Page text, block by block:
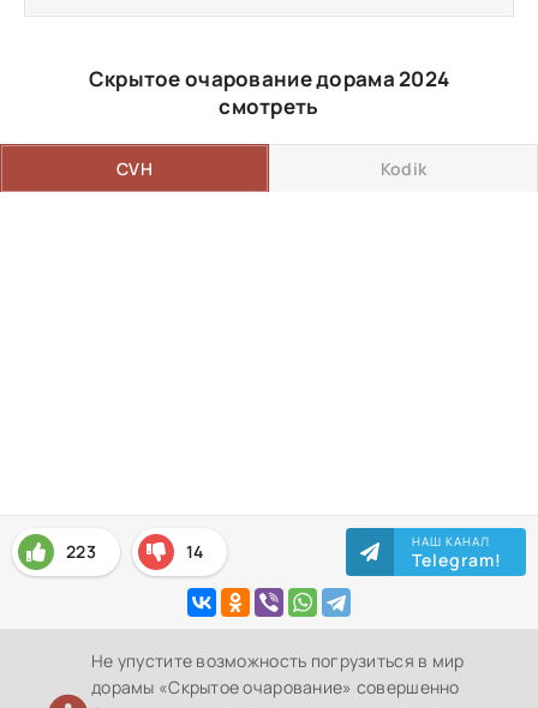
Скрытое очарование дорама 2024
смотреть
CVH Kodik
223 14 НАШ КАНАЛ
Telegram!
Не упустите возможность погрузиться в мир
дорамы «Скрытое очарование» совершенно